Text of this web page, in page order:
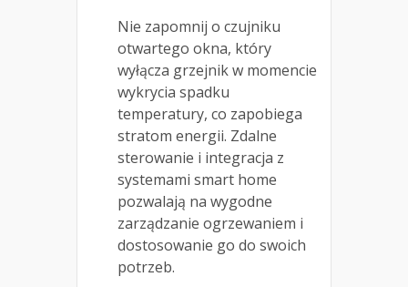
Nie zapomnij o czujniku
otwartego okna, który
wyłącza grzejnik w momencie
wykrycia spadku
temperatury, co zapobiega
stratom energii. Zdalne
sterowanie i integracja z
systemami smart home
pozwalają na wygodne
zarządzanie ogrzewaniem i
dostosowanie go do swoich
potrzeb.